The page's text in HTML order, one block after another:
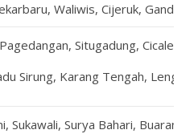
Waliwis, Cijeruk,
Situgadung,
Sirung, Karang Tengah,
Sukawali, Surya Bahari, Buaran